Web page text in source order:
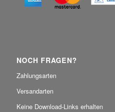
NOCH FRAGEN?
Zahlungsarten
Versandarten
Keine Download-Links erhalten